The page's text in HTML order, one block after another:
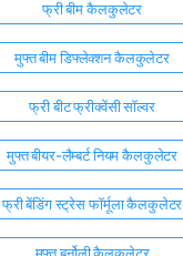
फ्री बीम कैलकुलेटर
मुफ्त बीम डिफ्लेक्शन कैलकुलेटर
फ्री बीट फ्रीक्वेंसी सॉल्वर
मुफ्त बीयर-लैम्बर्ट नियम कैलकुलेटर
फ्री बेंडिंग स्ट्रेस फॉर्मूला कैलकुलेटर